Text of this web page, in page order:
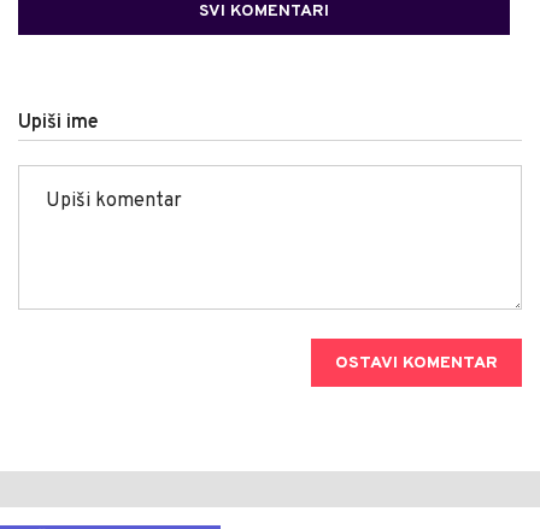
SVI KOMENTARI
Upiši ime
OSTAVI KOMENTAR